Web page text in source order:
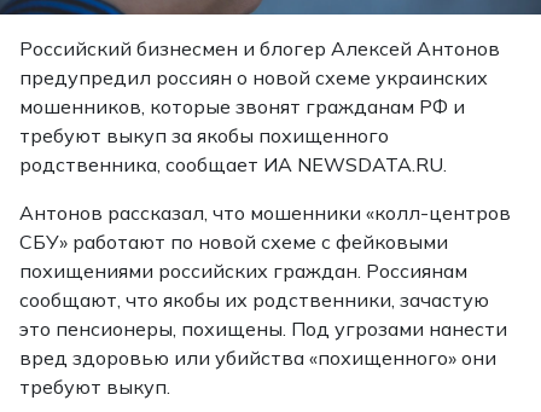
Российский бизнесмен и блогер Алексей Антонов
предупредил россиян о новой схеме украинских
мошенников, которые звонят гражданам РФ и
требуют выкуп за якобы похищенного
родственника, сообщает ИА NEWSDATA.RU.
Антонов рассказал, что мошенники «колл-центров
СБУ» работают по новой схеме с фейковыми
похищениями российских граждан. Россиянам
сообщают, что якобы их родственники, зачастую
это пенсионеры, похищены. Под угрозами нанести
вред здоровью или убийства «похищенного» они
требуют выкуп.